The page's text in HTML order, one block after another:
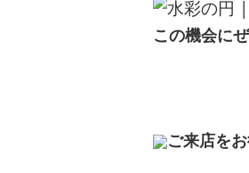
この機会に
ご来店を